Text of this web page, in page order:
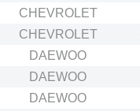
CHEVROLET
CHEVROLET
DAEWOO
DAEWOO
DAEWOO